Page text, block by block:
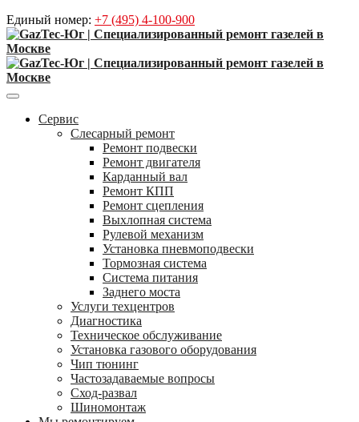
Единый номер: +7 (495) 4-100-900
Сервис
Слесарный ремонт
Ремонт подвески
Ремонт двигателя
Карданный вал
Ремонт КПП
Ремонт сцепления
Выхлопная система
Рулевой механизм
Установка пневмоподвески
Тормозная система
Система питания
Заднего моста
Услуги техцентров
Диагностика
Техническое обслуживание
Установка газового оборудования
Чип тюнинг
Частозадаваемые вопросы
Сход-развал
Шиномонтаж